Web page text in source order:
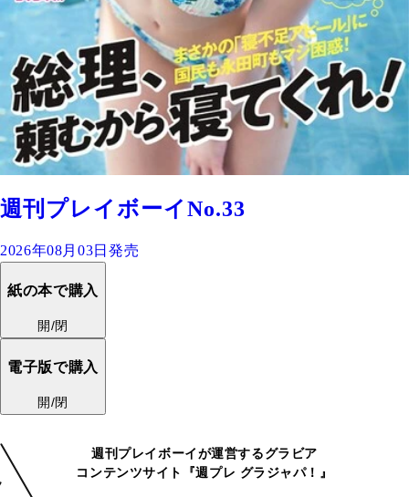
週刊プレイボーイNo.33
2026年08月03日発売
紙の本で購入
開/閉
電子版で購入
開/閉
週刊プレイボーイが運営するグラビア
コンテンツサイト『週プレ グラジャパ！』